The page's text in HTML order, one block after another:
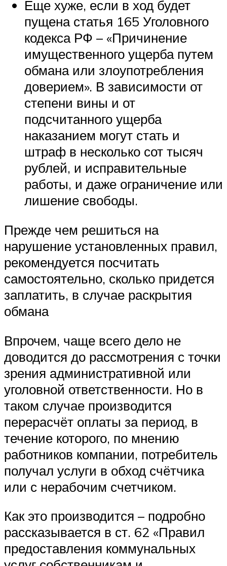
Еще хуже, если в ход будет
пущена статья 165 Уголовного
кодекса РФ – «Причинение
имущественного ущерба путем
обмана или злоупотребления
доверием». В зависимости от
степени вины и от
подсчитанного ущерба
наказанием могут стать и
штраф в несколько сот тысяч
рублей, и исправительные
работы, и даже ограничение или
лишение свободы.
Прежде чем решиться на
нарушение установленных правил,
рекомендуется посчитать
самостоятельно, сколько придется
заплатить, в случае раскрытия
обмана
Впрочем, чаще всего дело не
доводится до рассмотрения с точки
зрения административной или
уголовной ответственности. Но в
таком случае производится
перерасчёт оплаты за период, в
течение которого, по мнению
работников компании, потребитель
получал услуги в обход счётчика
или с нерабочим счетчиком.
Как это производится – подробно
рассказывается в ст. 62 «Правил
предоставления коммунальных